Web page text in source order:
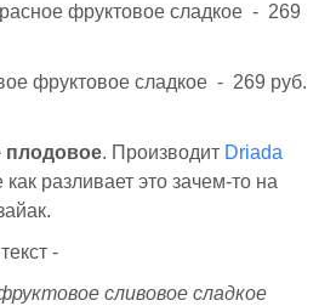
фруктовое сладкое - 269
фруктовое сладкое - 269 руб.
. Производит Driada
разливает это зачем-то на
-
сливовое сладкое